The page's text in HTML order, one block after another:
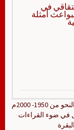
في
أمثلة
جهود الباحثين العراقيين في تيسير النحو من 1950- 2000م
في ضوء القراءات